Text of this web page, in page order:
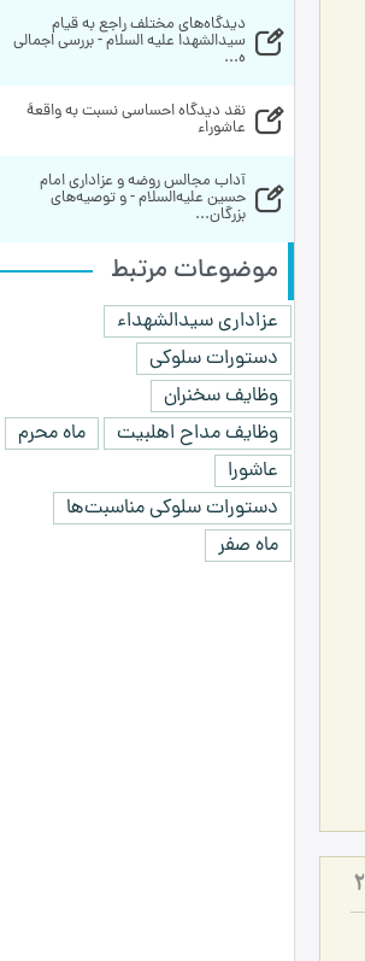
2
ه...
عاشوراء
بزرگان...
موضوعات مرتبط
عزاداری سیدالشهداء
دستورات سلوکی
وظایف سخنران
وظایف مداح اهلبیت
ماه محرم
عاشورا
دستورات سلوکی مناسبت‌ها
ماه صفر